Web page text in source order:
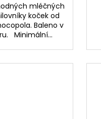
mléčných
koček od
Baleno v
Minimální...